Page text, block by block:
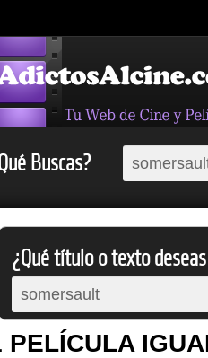
Buscas?
¿Qué título o texto
PELÍCULA